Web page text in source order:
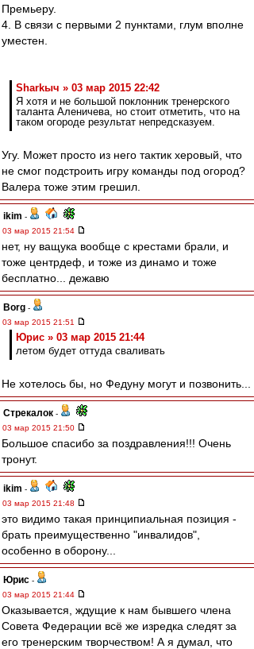
Премьеру.
4. В связи с первыми 2 пунктами, глум вполне
уместен.
Sharkыч » 03 мар 2015 22:42
Я хотя и не большой поклонник тренерского
таланта Аленичева, но стоит отметить, что на
таком огороде результат непредсказуем.
Угу. Может просто из него тактик херовый, что
не смог подстроить игру команды под огород?
Валера тоже этим грешил.
ikim -
03 мар 2015 21:54
нет, ну ващука вообще с крестами брали, и
тоже центрдеф, и тоже из динамо и тоже
бесплатно... дежавю
Borg -
03 мар 2015 21:51
Юрис » 03 мар 2015 21:44
летом будет оттуда сваливать
Не хотелось бы, но Федуну могут и позвонить...
Стрекалок -
03 мар 2015 21:50
Большое спасибо за поздравления!!! Очень
тронут.
ikim -
03 мар 2015 21:48
это видимо такая принципиальная позиция -
брать преимущественно "инвалидов",
особенно в оборону...
Юрис -
03 мар 2015 21:44
Оказывается, ждущие к нам бывшего члена
Совета Федерации всё же изредка следят за
его тренерским творчеством! А я думал, что